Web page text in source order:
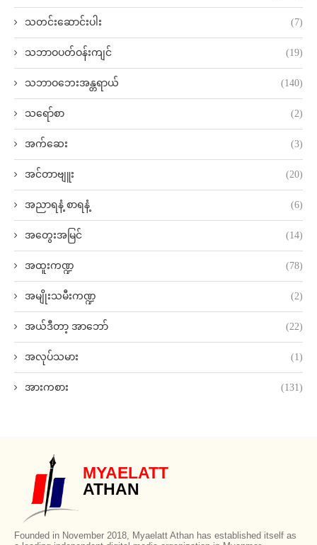
သတင်းဆောင်းပါး (7)
သဘာဝပတ်ဝန်းကျင် (19)
သဘာဝဘေးအန္တရာယ် (140)
သရော်စာ (2)
အက်ဆေး (3)
အင်တာဗျူး (20)
အညာရနံ့ စာရနံ့ (6)
အတွေးအမြင် (14)
အထူးကဏ္ဍ (78)
အမျိုးသမီးကဏ္ဍ (2)
အယ်ဒီတာ့ အာဘော် (22)
အလုပ်သမား (1)
အားကစား (131)
MYAELATT
ATHAN
Founded in November 2018, Myaelatt Athan has established itself as